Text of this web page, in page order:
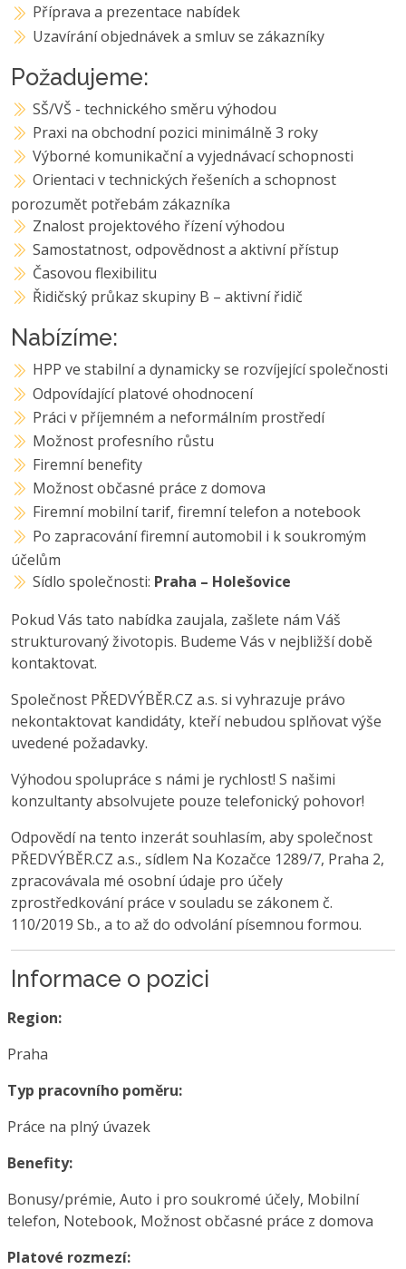
Příprava a prezentace nabídek
Uzavírání objednávek a smluv se zákazníky
Požadujeme:
SŠ/VŠ - technického směru výhodou
Praxi na obchodní pozici minimálně 3 roky
Výborné komunikační a vyjednávací schopnosti
Orientaci v technických řešeních a schopnost
porozumět potřebám zákazníka
Znalost projektového řízení výhodou
Samostatnost, odpovědnost a aktivní přístup
Časovou flexibilitu
Řidičský průkaz skupiny B – aktivní řidič
Nabízíme:
HPP ve stabilní a dynamicky se rozvíjející společnosti
Odpovídající platové ohodnocení
Práci v příjemném a neformálním prostředí
Možnost profesního růstu
Firemní benefity
Možnost občasné práce z domova
Firemní mobilní tarif, firemní telefon a notebook
Po zapracování firemní automobil i k soukromým
účelům
Sídlo společnosti: Praha – Holešovice
Pokud Vás tato nabídka zaujala, zašlete nám Váš
strukturovaný životopis. Budeme Vás v nejbližší době
kontaktovat.
Společnost PŘEDVÝBĚR.CZ a.s. si vyhrazuje právo
nekontaktovat kandidáty, kteří nebudou splňovat výše
uvedené požadavky.
Výhodou spolupráce s námi je rychlost! S našimi
konzultanty absolvujete pouze telefonický pohovor!
Odpovědí na tento inzerát souhlasím, aby společnost
PŘEDVÝBĚR.CZ a.s., sídlem Na Kozačce 1289/7, Praha 2,
zpracovávala mé osobní údaje pro účely
zprostředkování práce v souladu se zákonem č.
110/2019 Sb., a to až do odvolání písemnou formou.
Informace o pozici
Region:
Praha
Typ pracovního poměru:
Práce na plný úvazek
Benefity:
Bonusy/prémie, Auto i pro soukromé účely, Mobilní
telefon, Notebook, Možnost občasné práce z domova
Platové rozmezí: